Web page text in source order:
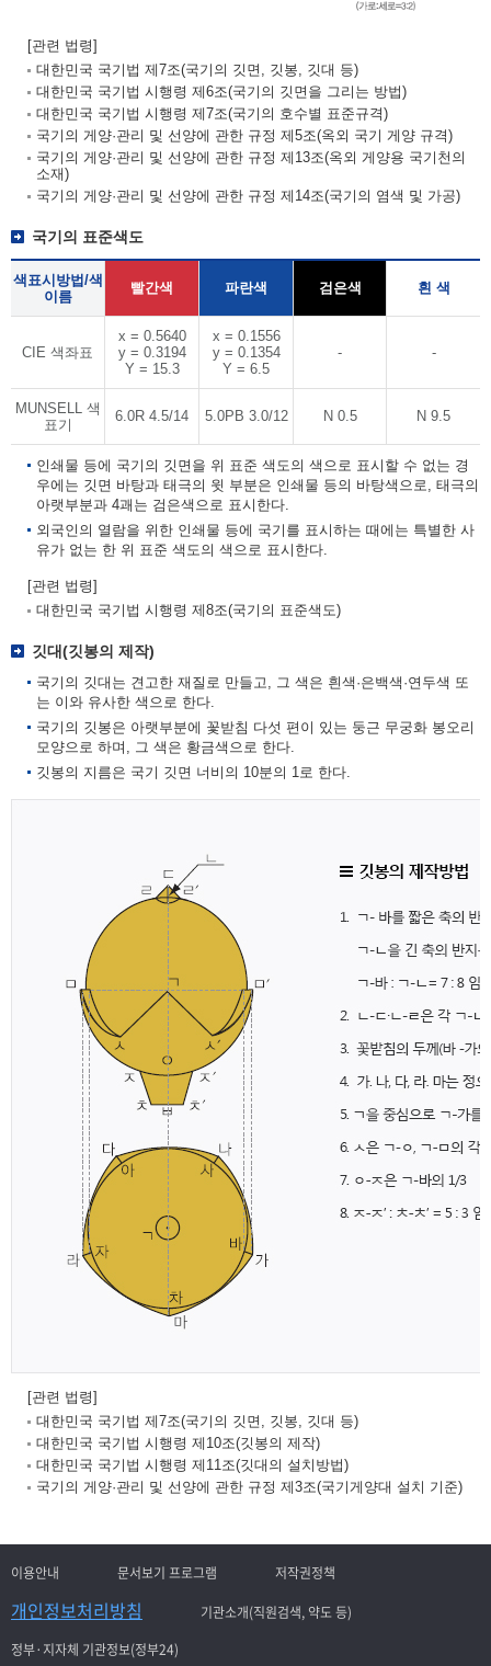
[관련 법령]
대한민국 국기법 제7조(국기의 깃면, 깃봉, 깃대 등)
대한민국 국기법 시행령 제6조(국기의 깃면을 그리는 방법)
대한민국 국기법 시행령 제7조(국기의 호수별 표준규격)
국기의 게양·관리 및 선양에 관한 규정 제5조(옥외 국기 게양 규격)
국기의 게양·관리 및 선양에 관한 규정 제13조(옥외 게양용 국기천의
소재)
국기의 게양·관리 및 선양에 관한 규정 제14조(국기의 염색 및 가공)
국기의 표준색도
색표시방법/색
이름
빨간색 파란색 검은색 흰 색
CIE 색좌표
x = 0.5640
y = 0.3194
Y = 15.3
x = 0.1556
y = 0.1354
Y = 6.5
- -
MUNSELL 색
표기
6.0R 4.5/14 5.0PB 3.0/12 N 0.5 N 9.5
인쇄물 등에 국기의 깃면을 위 표준 색도의 색으로 표시할 수 없는 경
우에는 깃면 바탕과 태극의 윗 부분은 인쇄물 등의 바탕색으로, 태극의
아랫부분과 4괘는 검은색으로 표시한다.
외국인의 열람을 위한 인쇄물 등에 국기를 표시하는 때에는 특별한 사
유가 없는 한 위 표준 색도의 색으로 표시한다.
[관련 법령]
대한민국 국기법 시행령 제8조(국기의 표준색도)
깃대(깃봉의 제작)
국기의 깃대는 견고한 재질로 만들고, 그 색은 흰색·은백색·연두색 또
는 이와 유사한 색으로 한다.
국기의 깃봉은 아랫부분에 꽃받침 다섯 편이 있는 둥근 무궁화 봉오리
모양으로 하며, 그 색은 황금색으로 한다.
깃봉의 지름은 국기 깃면 너비의 10분의 1로 한다.
[관련 법령]
대한민국 국기법 제7조(국기의 깃면, 깃봉, 깃대 등)
대한민국 국기법 시행령 제10조(깃봉의 제작)
대한민국 국기법 시행령 제11조(깃대의 설치방법)
국기의 게양·관리 및 선양에 관한 규정 제3조(국기게양대 설치 기준)
이용안내 문서보기 프로그램 저작권정책
개인정보처리방침
기관소개(직원검색, 약도 등)
정부·지자체 기관정보(정부24)